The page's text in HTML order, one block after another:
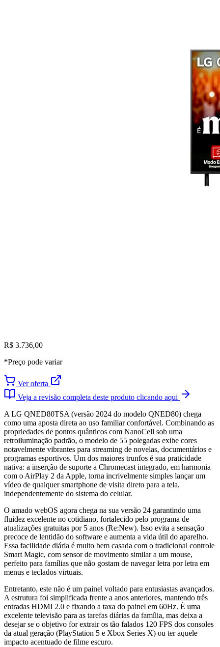
R$ 3.736,00
*Preço pode variar
Ver oferta
Veja a revisão completa deste produto clicando aqui
A LG QNED80TSA (versão 2024 do modelo QNED80) chega
como uma aposta direta ao uso familiar confortável. Combinando as
propriedades de pontos quânticos com NanoCell sob uma
retroiluminação padrão, o modelo de 55 polegadas exibe cores
notavelmente vibrantes para streaming de novelas, documentários e
programas esportivos. Um dos maiores trunfos é sua praticidade
nativa: a inserção de suporte a Chromecast integrado, em harmonia
com o AirPlay 2 da Apple, torna incrivelmente simples lançar um
vídeo de qualquer smartphone de visita direto para a tela,
independentemente do sistema do celular.
O amado webOS agora chega na sua versão 24 garantindo uma
fluidez excelente no cotidiano, fortalecido pelo programa de
atualizações gratuitas por 5 anos (Re:New). Isso evita a sensação
precoce de lentidão do software e aumenta a vida útil do aparelho.
Essa facilidade diária é muito bem casada com o tradicional controle
Smart Magic, com sensor de movimento similar a um mouse,
perfeito para famílias que não gostam de navegar letra por letra em
menus e teclados virtuais.
Entretanto, este não é um painel voltado para entusiastas avançados.
A estrutura foi simplificada frente a anos anteriores, mantendo três
entradas HDMI 2.0 e fixando a taxa do painel em 60Hz. É uma
excelente televisão para as tarefas diárias da família, mas deixa a
desejar se o objetivo for extrair os tão falados 120 FPS dos consoles
da atual geração (PlayStation 5 e Xbox Series X) ou ter aquele
impacto acentuado de filme escuro.